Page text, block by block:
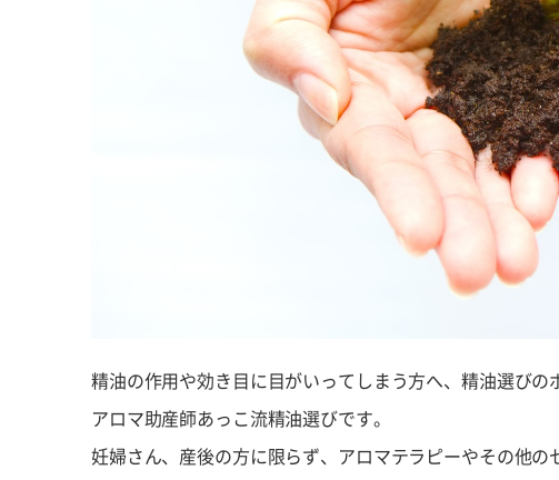
精油の作用や効き目に目がいってしまう方へ、精油選びの
アロマ助産師あっこ流精油選びです。
妊婦さん、産後の方に限らず、アロマテラピーやその他の